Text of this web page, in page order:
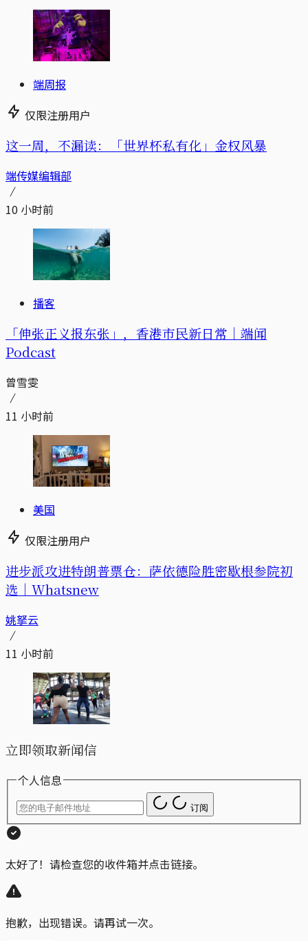
端周报
仅限注册用户
这一周，不漏读：「世界杯私有化」金权风暴
端传媒编辑部
10 小时前
播客
「伸张正义报东张」，香港市民新日常｜端闻
Podcast
曾雪雯
11 小时前
美国
仅限注册用户
进步派攻进特朗普票仓：萨依德险胜密歇根参院初
选｜Whatsnew
姚拏云
11 小时前
立即领取新闻信
个人信息
订阅
太好了！请检查您的收件箱并点击链接。
抱歉，出现错误。请再试一次。